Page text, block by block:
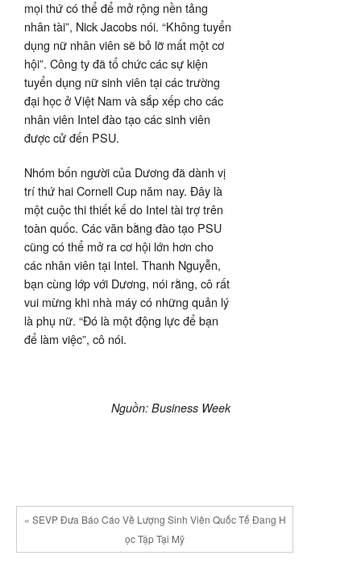
mọi thứ có thể để mở rộng nền tảng
nhân tài”, Nick Jacobs nói. “Không tuyển
dụng nữ nhân viên sẽ bỏ lỡ mất một cơ
hội”. Công ty đã tổ chức các sự kiện
tuyển dụng nữ sinh viên tại các trường
đại học ở Việt Nam và sắp xếp cho các
nhân viên Intel đào tạo các sinh viên
được cử đến PSU.
Nhóm bốn người của Dương đã dành vị
trí thứ hai Cornell Cup năm nay. Đây là
một cuộc thi thiết kế do Intel tài trợ trên
toàn quốc. Các văn bằng đào tạo PSU
cũng có thể mở ra cơ hội lớn hơn cho
các nhân viên tại Intel. Thanh Nguyễn,
bạn cùng lớp với Dương, nói rằng, cô rất
vui mừng khi nhà máy có những quản lý
là phụ nữ. “Đó là một động lực để bạn
để làm việc”, cô nói.
Nguồn: Business Week
« SEVP Đưa Báo Cáo Về Lượng Sinh Viên Quốc Tế Đang H
ọc Tập Tại Mỹ